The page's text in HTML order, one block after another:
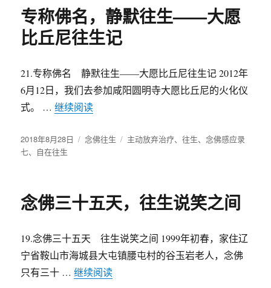
专称佛名，静默往生——大愿
比丘尼往生记
21.专称佛名 静默往生——大愿比丘尼往生记 2012年
6月12日，我们去参加咸阳圆明寺大愿比丘尼的火化仪
式。 …继续阅读
发
布
2018年8月28日
分
念佛往生
标
主动放弃治疗、往生、念佛感应录
七、 自在往生
念佛三十五天，往生说笑之间
19.念佛三十五天 往生说笑之间 1999年初春，家住辽
宁省鞍山市海城县大屯镇腰屯村的谷玉岩老人，念佛
只有三十 …继续阅读